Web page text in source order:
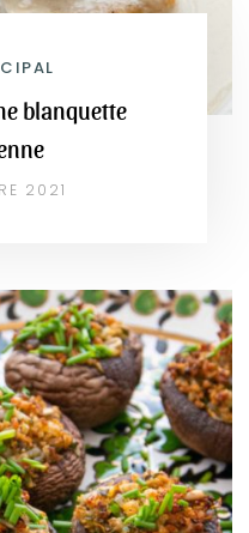
blanquette
2021